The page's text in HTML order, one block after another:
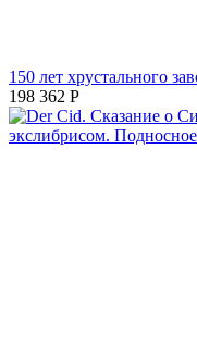
150 лет хрустального
198 362 Р